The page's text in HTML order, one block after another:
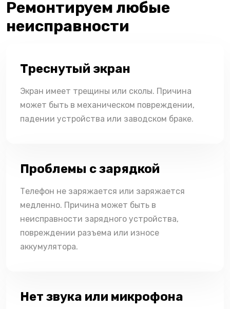
Ремонтируем любые
неисправности
Треснутый экран
Экран имеет трещины или сколы. Причина
может быть в механическом повреждении,
падении устройства или заводском браке.
Проблемы с зарядкой
Телефон не заряжается или заряжается
медленно. Причина может быть в
неисправности зарядного устройства,
повреждении разъема или износе
аккумулятора.
Нет звука или микрофона